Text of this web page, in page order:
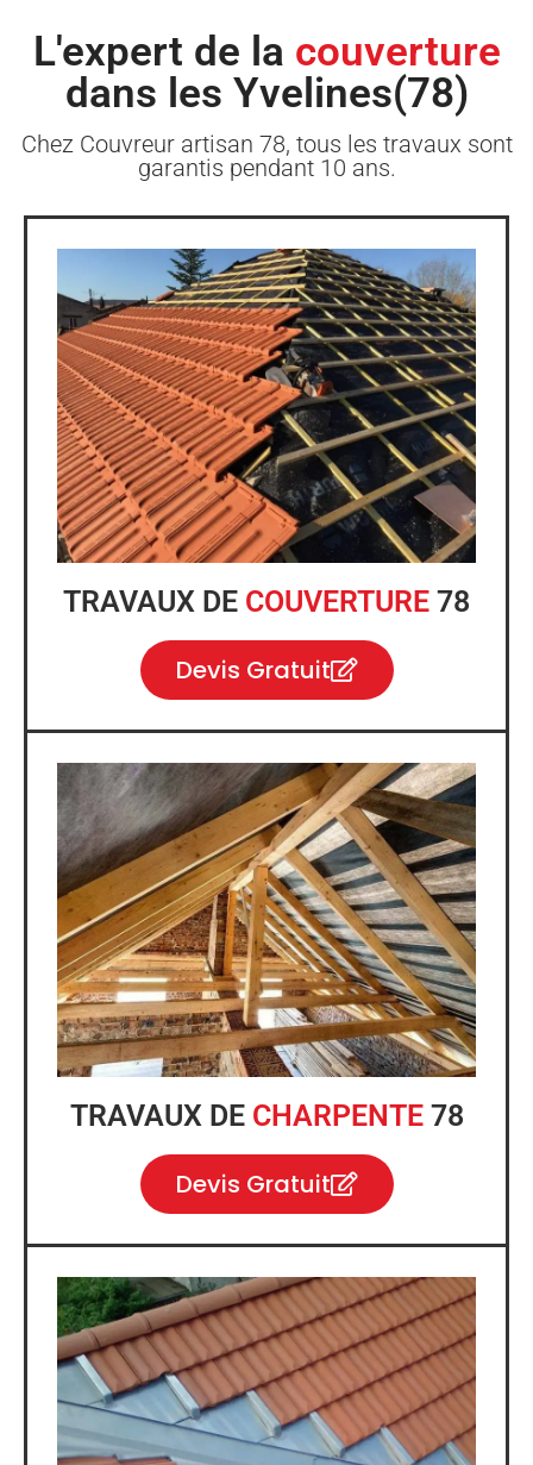
L'expert de la couverture
dans les Yvelines(78)
Chez Couvreur artisan 78, tous les travaux sont
garantis pendant 10 ans.
TRAVAUX DE COUVERTURE 78
Devis Gratuit
TRAVAUX DE CHARPENTE78
Devis Gratuit